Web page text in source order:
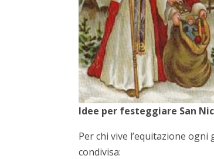
Idee per festeggiare San
Per chi vive l’equitazione
condivisa: